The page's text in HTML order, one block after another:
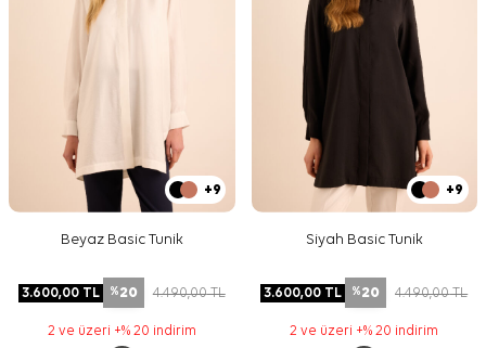
+9
Beyaz Basic Tunik
3.600,00TL %20 4.490,00TL
2 ve üzeri +% 20 indirim
+9
Siyah Basic Tunik
3.600,00 TL %20 4.490,00TL
2 ve üzeri +% 20 indirim